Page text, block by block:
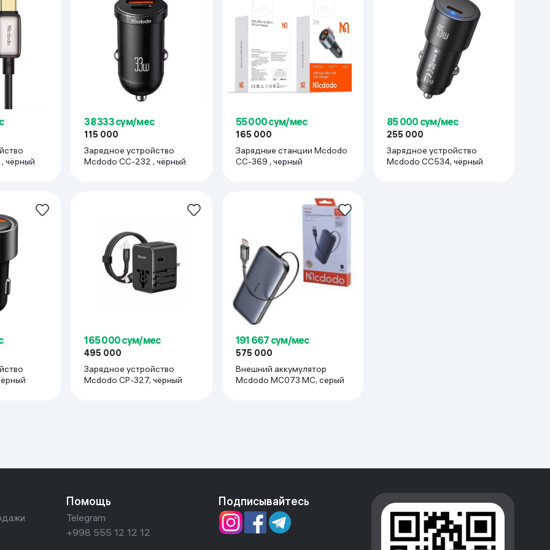
реальности
чёрный
38 333 сум/мес
115 000
Зарядное устройство
Mcdodo СС-232 , чёрный
55 000 сум/мес
165 000
Зарядные станции Mcdodo
CC-369 , черный
85 000 сум/мес
255 000
Зарядное устройство
Mcdodo CC534, чёрный
CC311, чёрный
165 000 сум/мес
495 000
Зарядное устройство
Mcdodo CP-327, чёрный
191 667 сум/мес
575 000
Внешний аккумулятор
Mcdodo MC073 MC, серый
Помощь
Telegram
+998 555 12 12 12
Подписывайтесь